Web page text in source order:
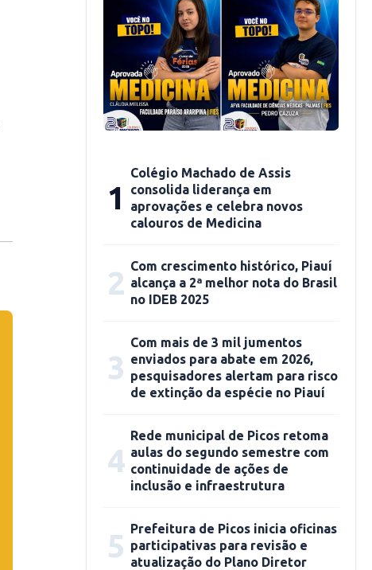
1
Colégio Machado de Assis
consolida liderança em
aprovações e celebra novos
calouros de Medicina
2 Com crescimento histórico, Piauí
alcança a 2ª melhor nota do Brasil
no IDEB 2025
3
Com mais de 3 mil jumentos
enviados para abate em 2026,
pesquisadores alertam para risco
de extinção da espécie no Piauí
4
Rede municipal de Picos retoma
aulas do segundo semestre com
continuidade de ações de
inclusão e infraestrutura
5 Prefeitura de Picos inicia oficinas
participativas para revisão e
atualização do Plano Diretor